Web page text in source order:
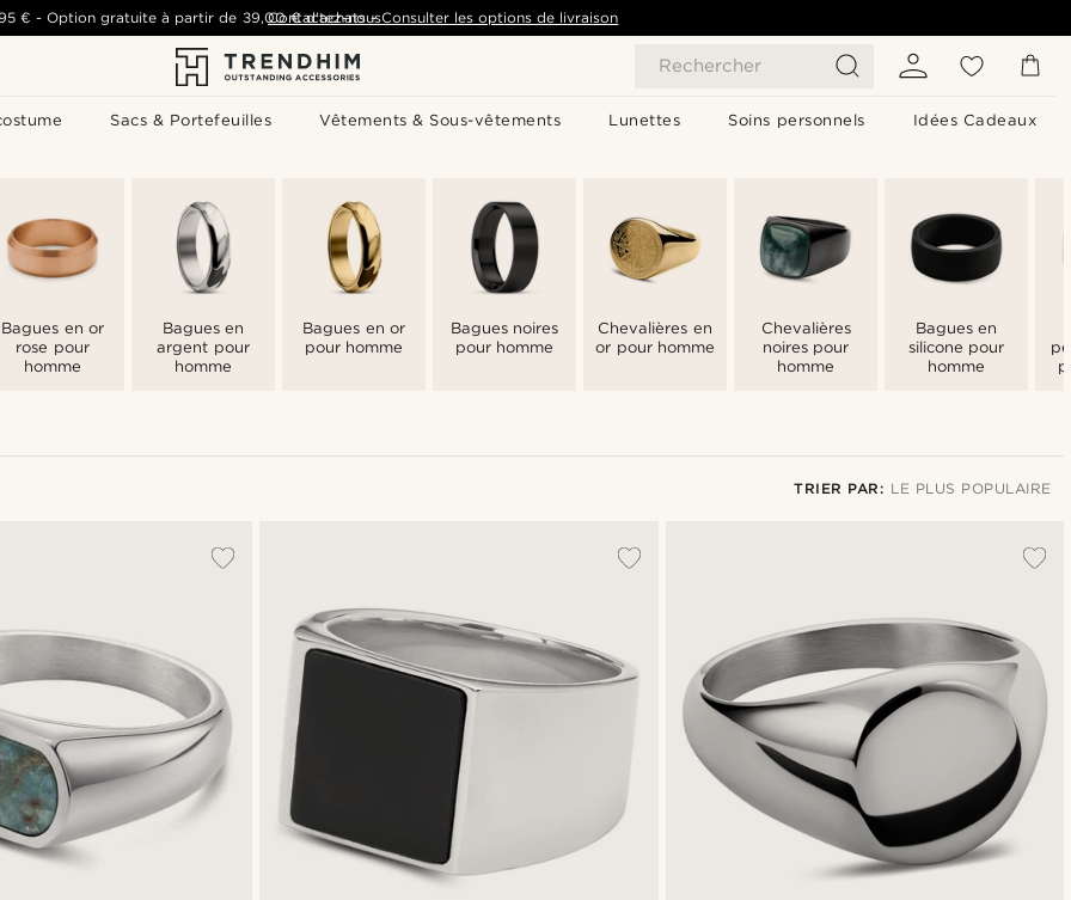
Rechercher
Sacs & Portefeuilles Vêtements & Sous-vêtements Lunettes Soins personnels Idées Cadeaux
€ -Option gratuite à partir de 39,00 € d'achats- Consulter les options de livraison
Contactez-nous
Bagues en or
rose pour
homme
Bagues en
argent pour
homme
Bagues en or
pour homme
Bagues noires
pour homme
Chevalières en
or pour homme
Chevalières
noires pour
homme
Bagues en
silicone pour
homme
TRIER PAR: LE PLUS POPULAIRE
Prix croissant